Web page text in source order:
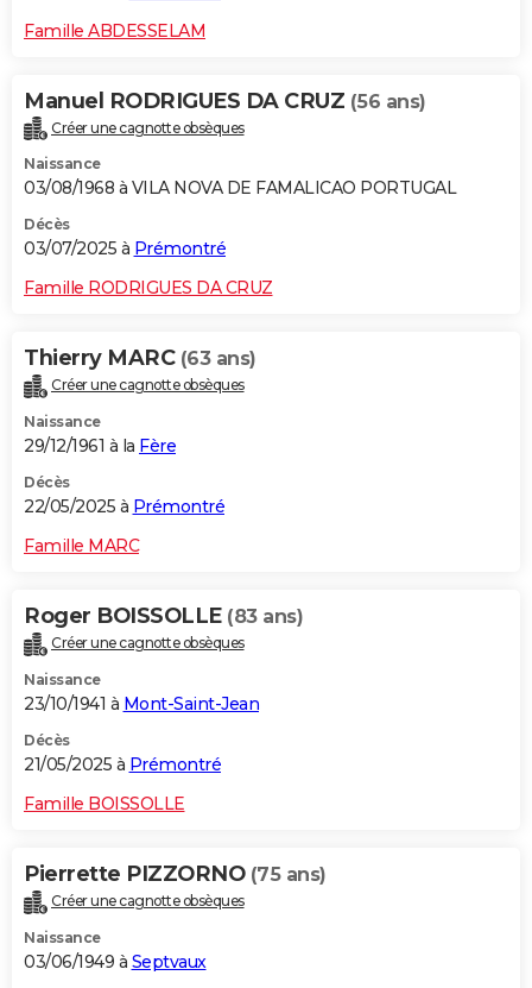
Famille ABDESSELAM
Manuel RODRIGUES DA CRUZ (56 ans)
Créer une cagnotte obsèques
Naissance
03/08/1968 à VILA NOVA DE FAMALICAO PORTUGAL
Décès
03/07/2025 à Prémontré
Famille RODRIGUES DA CRUZ
Thierry MARC (63 ans)
Créer une cagnotte obsèques
Naissance
29/12/1961 à la Fère
Décès
22/05/2025 à Prémontré
Famille MARC
Roger BOISSOLLE (83 ans)
Créer une cagnotte obsèques
Naissance
23/10/1941 à Mont-Saint-Jean
Décès
21/05/2025 à Prémontré
Famille BOISSOLLE
Pierrette PIZZORNO (75 ans)
Créer une cagnotte obsèques
Naissance
03/06/1949 à Septvaux